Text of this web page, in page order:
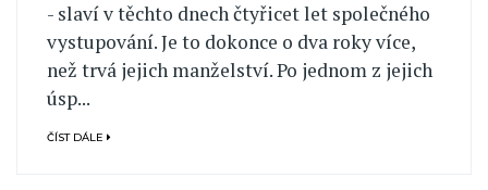
- slaví v těchto dnech čtyřicet let společného
vystupování. Je to dokonce o dva roky více,
než trvá jejich manželství. Po jednom z jejich
úsp...
ČÍST DÁLE